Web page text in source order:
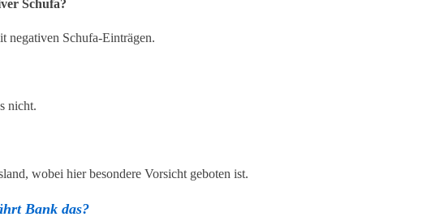
Schufa?
negativen Schufa-Einträgen.
nicht.
wobei hier besondere Vorsicht geboten ist.
Bank das?